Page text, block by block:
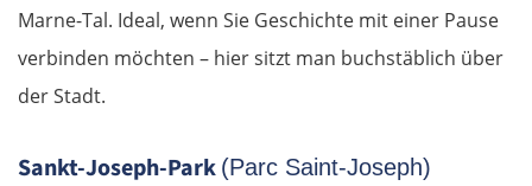
Marne-Tal. Ideal, wenn Sie Geschichte mit einer Pause
verbinden möchten – hier sitzt man buchstäblich über
der Stadt.
Sankt-Joseph-Park (Parc Saint-Joseph)
Widin